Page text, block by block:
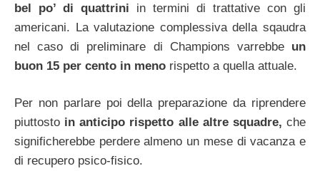
bel po’ di quattrini in termini di trattative con gli
americani. La valutazione complessiva della sqaudra
nel caso di preliminare di Champions varrebbe un
buon 15 per cento in meno rispetto a quella attuale.
Per non parlare poi della preparazione da riprendere
piuttosto in anticipo rispetto alle altre squadre, che
significherebbe perdere almeno un mese di vacanza e
di recupero psico-fisico.